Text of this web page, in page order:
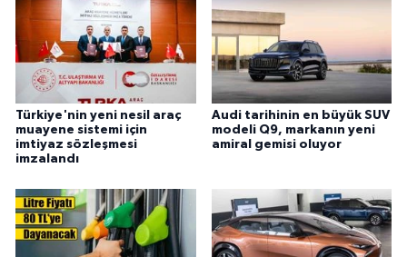
Türkiye'nin yeni nesil araç
muayene sistemi için
imtiyaz sözleşmesi
imzalandı
Audi tarihinin en büyük SUV
modeli Q9, markanın yeni
amiral gemisi oluyor